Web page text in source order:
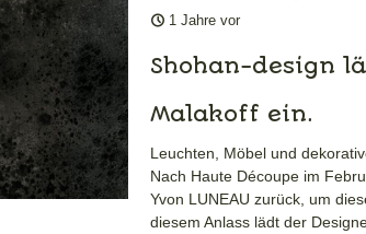
1 Jahre vor
Shohan-design
Malakoff ein.
Leuchten, Möbel und
Nach Haute Découpe im
Yvon LUNEAU zurück, um
diesem Anlass lädt der